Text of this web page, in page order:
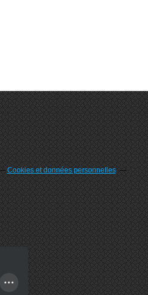
Cookies et données personnelles